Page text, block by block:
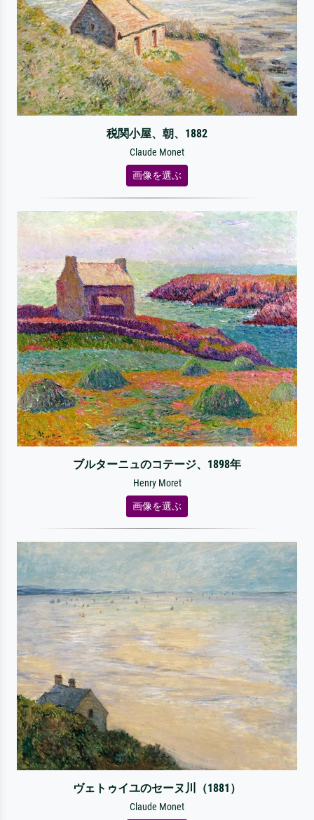
税関小屋、朝、1882
Claude Monet
画像を選ぶ
ブルターニュのコテージ、1898年
Henry Moret
画像を選ぶ
ヴェトゥイユのセーヌ川（1881）
Claude Monet